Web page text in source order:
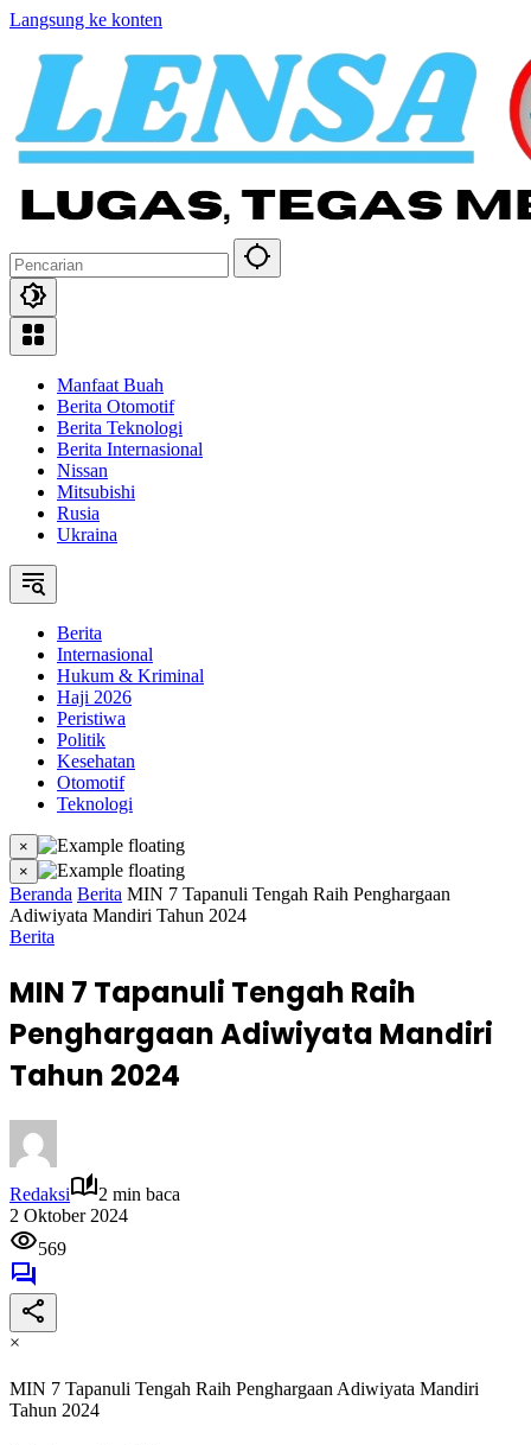
Langsung ke konten
Manfaat Buah
Berita Otomotif
Berita Teknologi
Berita Internasional
Nissan
Mitsubishi
Rusia
Ukraina
Berita
Internasional
Hukum & Kriminal
Haji 2026
Peristiwa
Politik
Kesehatan
Otomotif
Teknologi
×
×
Beranda Berita MIN 7 Tapanuli Tengah Raih Penghargaan
Adiwiyata Mandiri Tahun 2024
Berita
MIN 7 Tapanuli Tengah Raih
Penghargaan Adiwiyata Mandiri
Tahun 2024
Redaksi
2 min baca
2 Oktober 2024
569
×
MIN 7 Tapanuli Tengah Raih Penghargaan Adiwiyata Mandiri
Tahun 2024